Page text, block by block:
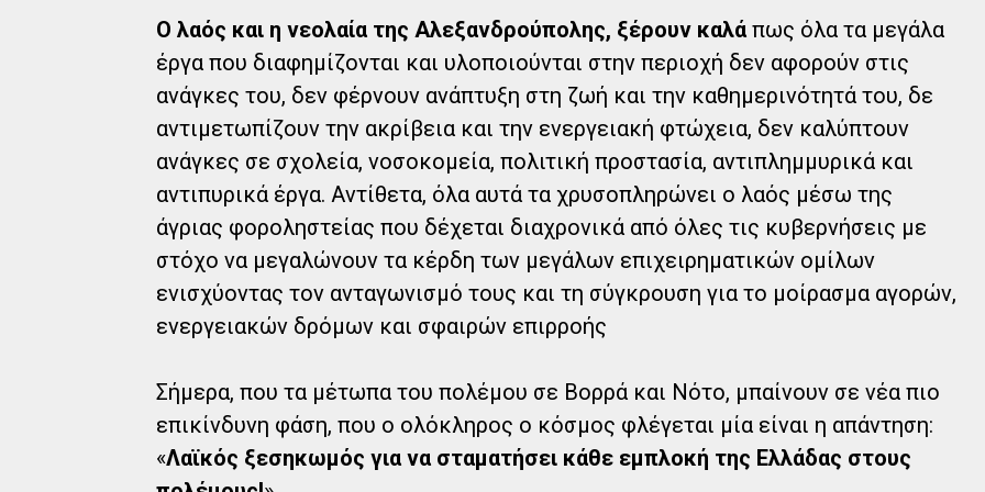
Ο λαός και η νεολαία της Αλεξανδρούπολης, ξέρουν καλά πως όλα τα μεγάλα
έργα που διαφημίζονται και υλοποιούνται στην περιοχή δεν αφορούν στις
ανάγκες του, δεν φέρνουν ανάπτυξη στη ζωή και την καθημερινότητά του, δε
αντιμετωπίζουν την ακρίβεια και την ενεργειακή φτώχεια, δεν καλύπτουν
ανάγκες σε σχολεία, νοσοκομεία, πολιτική προστασία, αντιπλημμυρικά και
αντιπυρικά έργα. Αντίθετα, όλα αυτά τα χρυσοπληρώνει ο λαός μέσω της
άγριας φοροληστείας που δέχεται διαχρονικά από όλες τις κυβερνήσεις με
στόχο να μεγαλώνουν τα κέρδη των μεγάλων επιχειρηματικών ομίλων
ενισχύοντας τον ανταγωνισμό τους και τη σύγκρουση για το μοίρασμα αγορών,
ενεργειακών δρόμων και σφαιρών επιρροής
Σήμερα, που τα μέτωπα του πολέμου σε Βορρά και Νότο, μπαίνουν σε νέα πιο
επικίνδυνη φάση, που ο ολόκληρος ο κόσμος φλέγεται μία είναι η απάντηση:
«Λαϊκός ξεσηκωμός για να σταματήσει κάθε εμπλοκή της Ελλάδας στους